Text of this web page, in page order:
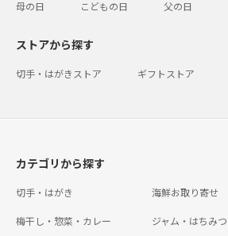
母の日 こどもの日 父の日
ストアから探す
切手・はがきストア ギフトストア
カテゴリから探す
切手・はがき 海鮮お取り寄せ
梅干し・惣菜・カレー ジャム・はちみつ